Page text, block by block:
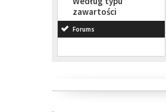
zawartości
Forums